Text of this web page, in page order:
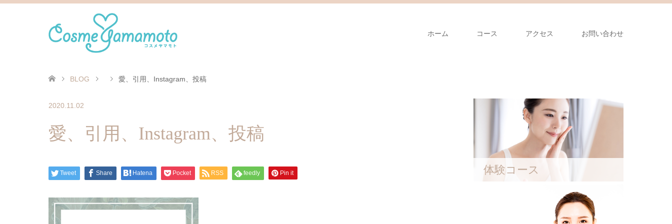
ホーム コース アクセス お問い合わせ
BLOG 愛、引用、Instagram、投稿
2020.11.02
愛、引用、Instagram、投稿
Tweet Share Hatena Pocket RSS feedly Pin it 体験コース